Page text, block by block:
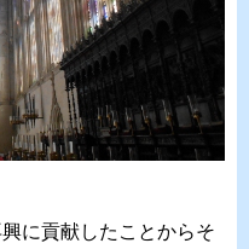
に貢献したことからそ